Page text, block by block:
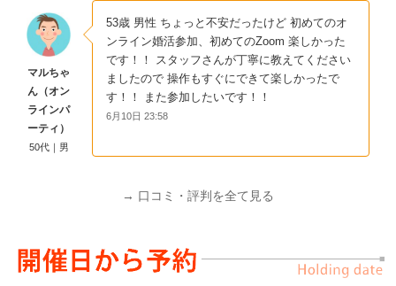
マルちゃ
ん（オン
ラインパ
ーティ）
50代｜男
53歳 男性 ちょっと不安だったけど 初めてのオ
ンライン婚活参加、初めてのZoom 楽しかった
です！！ スタッフさんが丁寧に教えてください
ましたので 操作もすぐにできて楽しかったで
す！！ また参加したいです！！
6月10日 23:58
→ 口コミ・評判を全て見る